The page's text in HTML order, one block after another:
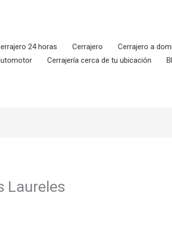
24 horas Cerrajero Cerrajero a
Cerrajería cerca de tu ubicación
Laureles